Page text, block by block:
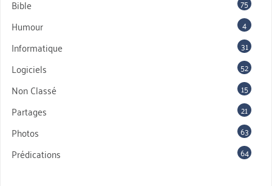
Bible 75
Humour 4
Informatique 31
Logiciels 52
Non Classé 15
Partages 21
Photos 63
Prédications 64